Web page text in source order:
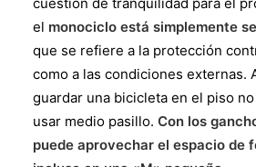
el monociclo está simplemente
que se refiere a la protección
como a las condiciones externas.
guardar una bicicleta en el piso
usar medio pasillo. Con los
puede aprovechar el espacio de